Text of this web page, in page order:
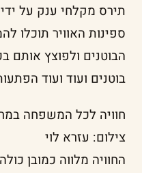
תירס מקלחי ענק על
ספינות האוויר תוכלו
הבוטנים ולפוצץ
בוטנים ועוד ועוד
חוויה לכל המשפחה
צילום: עזרא לוי
החוויה מלווה כמובן